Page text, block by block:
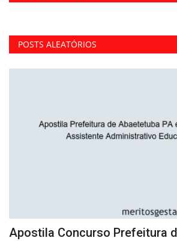
POSTS ALEATÓRIOS
Apostila Concurso Prefeitura